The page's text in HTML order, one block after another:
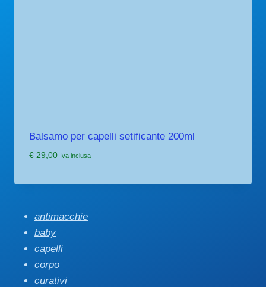
Balsamo per capelli setificante 200ml
€29,00 Iva inclusa
antimacchie
baby
capelli
corpo
curativi